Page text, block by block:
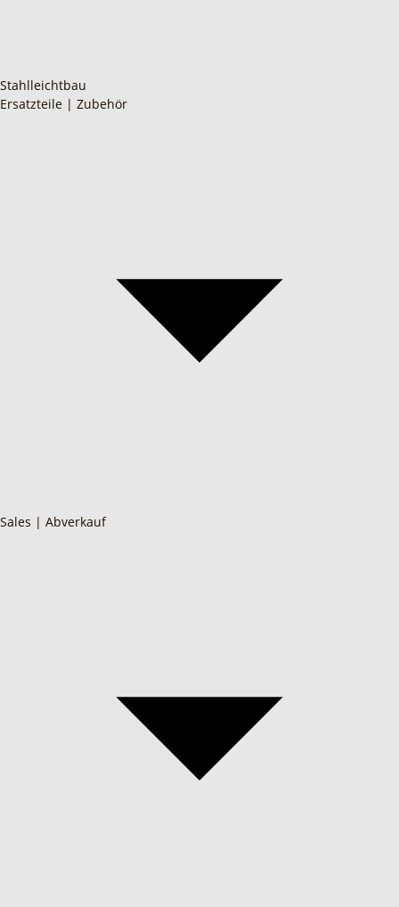
Stahlleichtbau
Ersatzteile | Zubehör
Sales | Abverkauf